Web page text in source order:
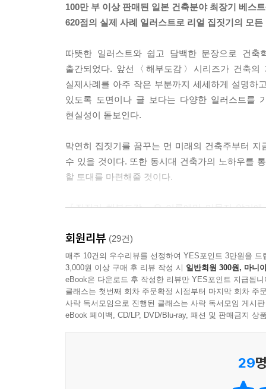
---「방범 대책과 피난 대책을 동시에 생각한다」중에서
100만 부 이상 판매된 일본 건축분야 최장기 베스
620점의 실제 사례 일러스트로 리얼 집짓기의 모
따뜻한 일러스트와 쉽고 담백한 문장으로 건
출간되었다. 앞선〈해부도감〉시리즈가 건축
실제사례를 아주 작은 부분까지 세세하게 설명하
있도록 도면이나 글 보다는 다양한 일러스트를
현실성이 돋보인다.
막연히 집짓기를 꿈꾸는 먼 미래의 건축주부터 지
수 있을 것이다. 또한 동시대 건축가의 노하우를
할 토대를 마련해줄 것이다.
『집짓기 해부도감』은 이론에만 머물지 않기
물론이고, 부모와 아이가 서로 분위기와 기분을
가족 구성원의 감성과 일상까지 고려하고 있다.
때문에 정감 넘치는 생각과 재기발랄한 아이디어
토방, 툇마루, 미닫이문, 목재와 흙… 옛집의 기억
곳이어야”한다고 말한 저자는 옛집의 요소를 끌
회원리뷰 (29건)
매주 10건의 우수리뷰를 선정하여 YES포인트 3만원을 드
3,000원 이상 구매 후 리뷰 작성 시 일반회원 300원, 마니
eBook은 다운로드 후 작성한 리뷰만 YES포인트 지급됩니
클래스는 첫번째 회차 주문확정 시점부터 마지막 회차 주
사락 독서모임으로 진행된 클래스는 사락 독서모임 게시
eBook 페이백, CD/LP, DVD/Blu-ray, 패션 및 판매금지 상
29